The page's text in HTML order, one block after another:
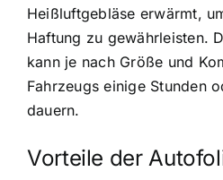
Heißluftgebläse erwärmt,
Haftung zu gewährleisten.
kann je nach Größe und
Fahrzeugs einige Stunden
dauern.
Vorteile der